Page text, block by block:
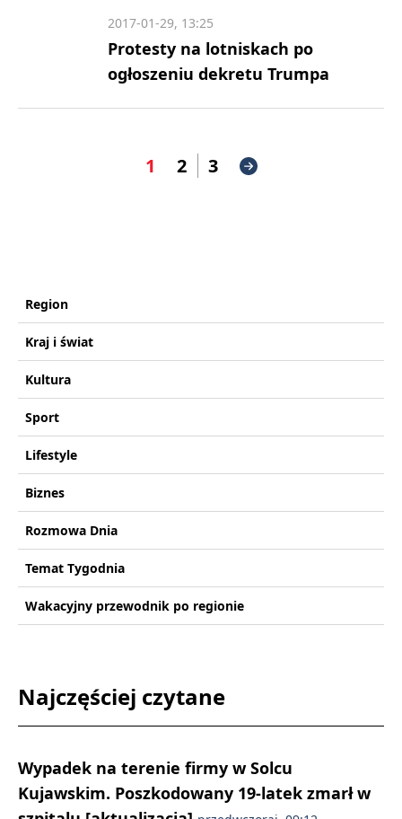
Protesty na lotniskach po
ogłoszeniu dekretu Trumpa
2017-01-29, 13:25
1 2 3
Region
Kraj i świat
Kultura
Sport
Lifestyle
Biznes
Rozmowa Dnia
Temat Tygodnia
Wakacyjny przewodnik po regionie
Najczęściej czytane
Wypadek na terenie firmy w Solcu
Kujawskim. Poszkodowany 19-latek zmarł w